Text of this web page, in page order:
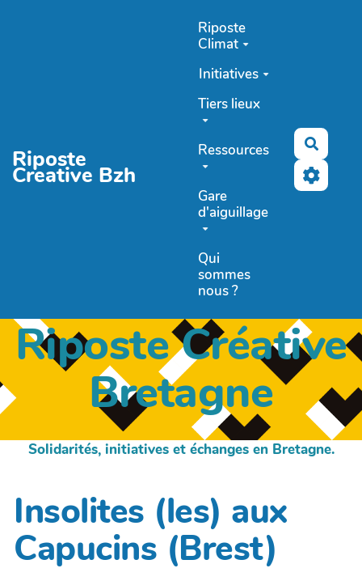
Riposte
Creative Bzh
Riposte
Climat
Initiatives
Tiers lieux
Ressources
Gare
d'aiguillage
Qui
sommes
nous ?
Riposte Créative
Bretagne
Solidarités, initiatives et échanges en Bretagne.
Insolites (les) aux
Capucins (Brest)